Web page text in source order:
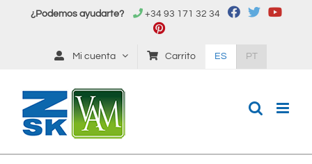
¿Podemos ayudarte? +34 93 171 32 34
Mi cuenta Carrito ES PT